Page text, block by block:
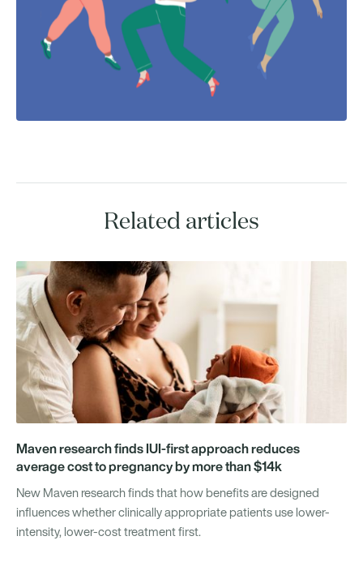
Related articles
Maven research finds IUI-first approach reduces
average cost to pregnancy by more than $14k
New Maven research finds that how benefits are designed
influences whether clinically appropriate patients use lower-
intensity, lower-cost treatment first.